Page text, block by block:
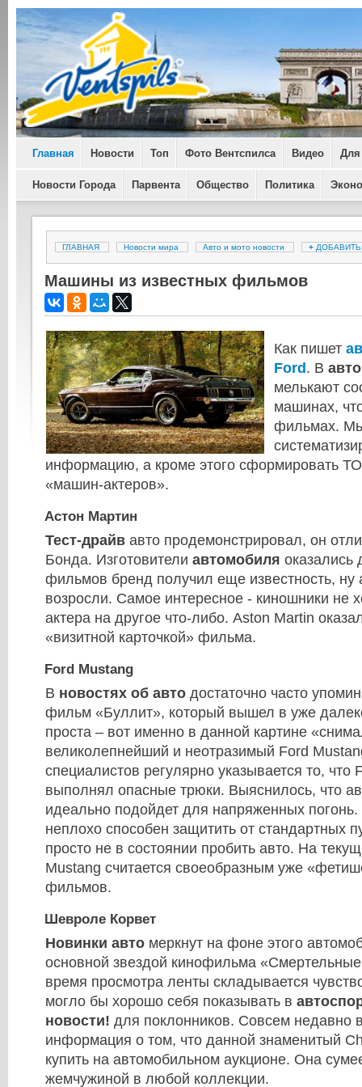
Главная Новости Топ Фото Вентспилса Видео Для
Новости Города Парвента Общество Политика
ГЛАВНАЯ Новости мира Авто и мото новости +
Машины из известных фильмов
Как пишет
Ford. В
мелькают
машинах,
фильмах.
информацию, а кроме этого сформировать
«машин-актеров».
Астон Мартин
Тест-драйв авто продемонстрировал, он
Бонда. Изготовители автомобиля оказались
фильмов бренд получил еще известность, ну
возросли. Самое интересное - киношники не
актера на другое что-либо. Aston Martin
«визитной карточкой» фильма.
Ford Mustang
В новостях об авто достаточно часто
фильм «Буллит», который вышел в уже
проста – вот именно в данной картине
великолепнейший и неотразимый Ford
специалистов регулярно указывается то, что
выполнял опасные трюки. Выяснилось, что
идеально подойдет для напряженных
неплохо способен защитить от стандартных
просто не в состоянии пробить авто. На
Mustang считается своеобразным уже
фильмов.
Шевроле Корвет
Новинки авто меркнут на фоне этого
основной звездой кинофильма
время просмотра ленты складывается
могло бы хорошо себя показывать в
новости! для поклонников. Совсем недавно
информация о том, что данной знаменитый
купить на автомобильном аукционе. Она
жемчужиной в любой коллекции.